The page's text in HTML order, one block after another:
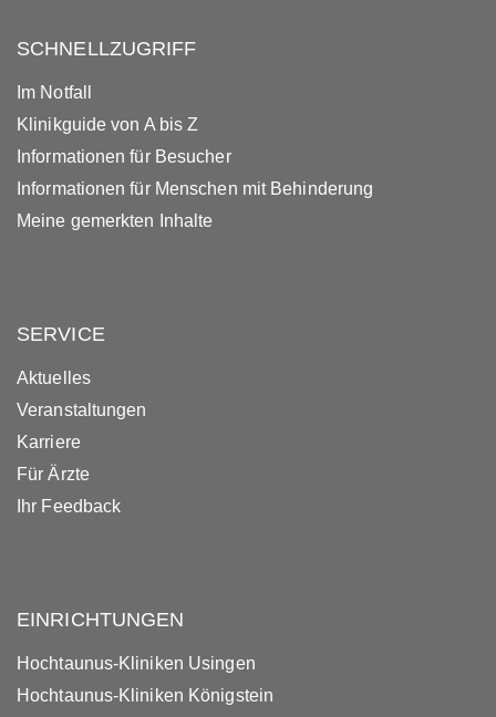
SCHNELLZUGRIFF
Im Notfall
Klinikguide von A bis Z
Informationen für Besucher
Informationen für Menschen mit Behinderung
Meine gemerkten Inhalte
SERVICE
Aktuelles
Veranstaltungen
Karriere
Für Ärzte
Ihr Feedback
EINRICHTUNGEN
Hochtaunus-Kliniken Usingen
Hochtaunus-Kliniken Königstein